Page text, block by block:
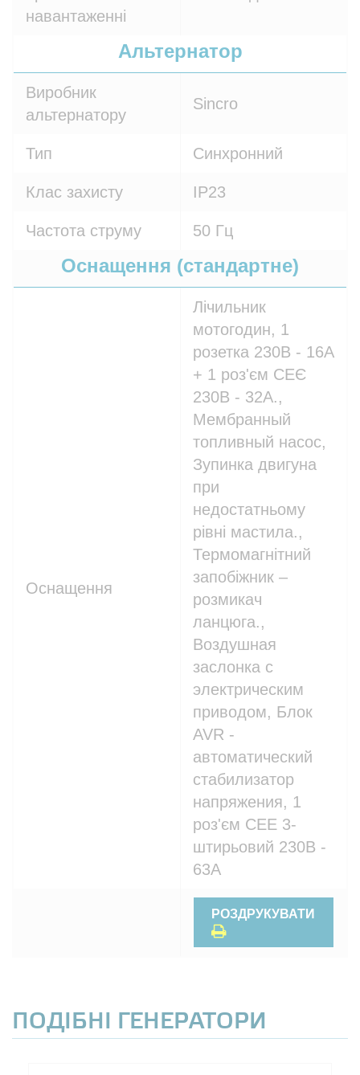
навантаженні
Альтернатор
Виробник
альтернатору
Sincro
Тип Синхронний
Клас захисту IP23
Частота струму 50 Гц
Оснащення (стандартне)
Оснащення
Лічильник
мотогодин, 1
розетка 230В - 16A
+ 1 роз'єм СЕЄ
230В - 32A.,
Мембранный
топливный насос,
Зупинка двигуна
при
недостатньому
рівні мастила.,
Термомагнітний
запобіжник –
розмикач
ланцюга.,
Воздушная
заслонка с
электрическим
приводом, Блок
AVR -
автоматический
стабилизатор
напряжения, 1
роз'єм CEE 3-
штирьовий 230В -
63A
РОЗДРУКУВАТИ
ПОДІБНІ ГЕНЕРАТОРИ